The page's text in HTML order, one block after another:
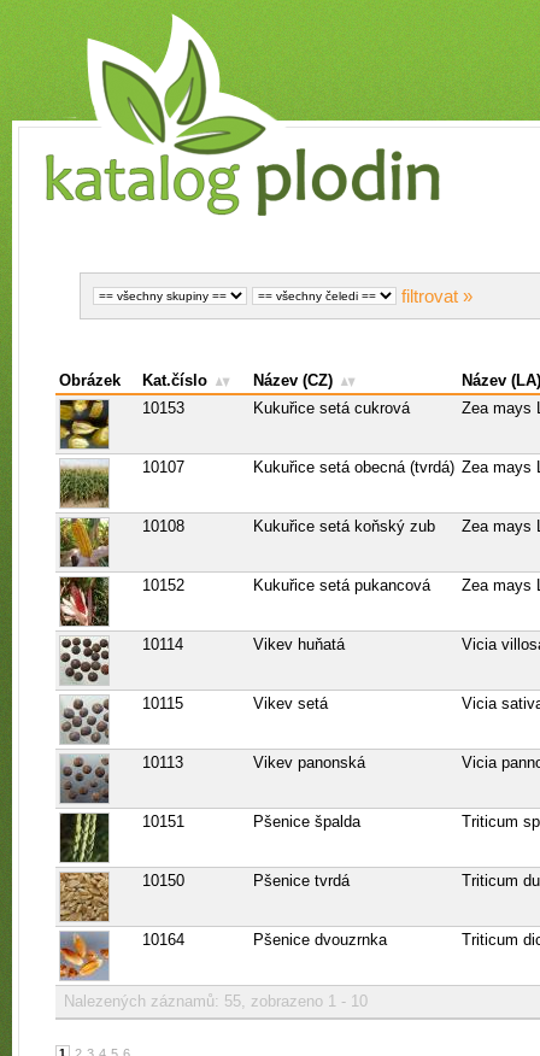
Obrázek Kat.číslo Název (CZ)
Název (LA)
10153
Kukuřice setá cukrová Zea mays
10107 Kukuřice setá obecná (tvrdá) Zea mays
10108 Kukuřice setá koňský zub Zea mays
10152 Kukuřice setá pukancová Zea mays
10114 Vikev huňatá Vicia
10115 Vikev setá Vicia
10113 Vikev panonská Vicia
10151 Pšenice špalda Triticum
10150 Pšenice tvrdá Triticum
10164 Pšenice dvouzrnka Triticum
Nalezených záznamů: 55, zobrazeno 1 - 10
1